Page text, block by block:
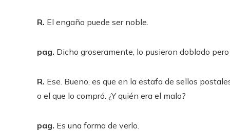
R. El engaño puede ser noble.
pag. Dicho groseramente, lo pusieron doblado
R. Ese. Bueno, es que en la estafa de sellos
o el que lo compró. ¿Y quién era el malo?
pag. Es una forma de verlo.